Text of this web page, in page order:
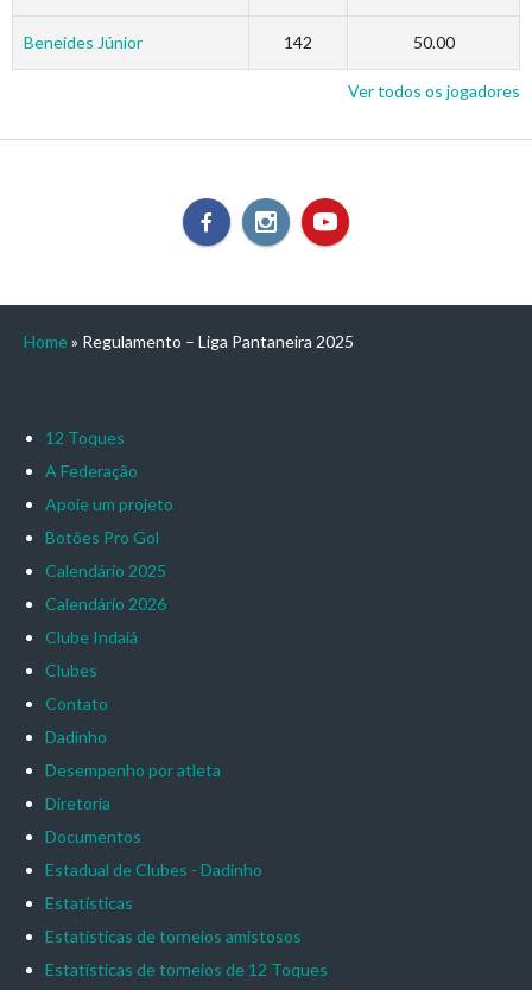
Beneides Júnior 142 50.00
Ver todos os jogadores
Home » Regulamento – Liga Pantaneira 2025
12 Toques
A Federação
Apoie um projeto
Botões Pro Gol
Calendário 2025
Calendário 2026
Clube Indaiá
Clubes
Contato
Dadinho
Desempenho por atleta
Diretoria
Documentos
Estadual de Clubes - Dadinho
Estatísticas
Estatísticas de torneios amistosos
Estatísticas de torneios de 12 Toques